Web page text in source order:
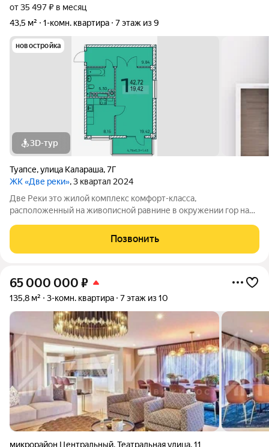
от 35 497 ₽ в месяц
43,5 м²
1-комн. квартира 7 этаж из 9
новостройка
3D-тур
Туапсе,улица Калараша,7Г
ЖК «Две реки», 3 квартал 2024
Две Реки это жилой комплекс комфорт-класса,
расположенный на живописной равнине в окружении гор на
типа представляет собой 10-этажный дом с двумя секциями. В
комплексе Две Реки располагаются
Позвонить
65 000 000 ₽
135,8 м² 3-комн. квартира 7 этаж из 10
микрорайон Центральный,Театральная улица,11